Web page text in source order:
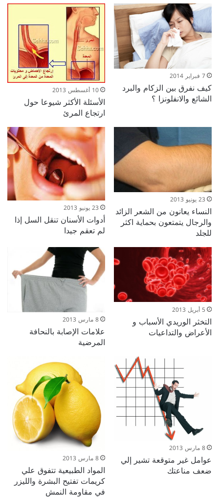
7 فبراير 2014
كيف نفرق بين الزكام والبرد
الشائع والانفلونزا ؟
10 أغسطس 2013
الأسئلة الأكثر شيوعا حول
ارتجاع المرئ
23 يونيو 2013
النساء يعانون من الشعر الزائد
والرجال يتمتعون بحماية اكثر
للجلد
23 يونيو 2013
أدوات الأسنان تنقل السل إذا
لم تعقم جيدا
5 أبريل 2013
التخثر الوريدي الأسباب و
الأعراض والتداعيات
8 مارس 2013
علامات الإصابة بالنحافة
المرضية
8 مارس 2013
عوامل غير متوقعة تشير إلي
ضعف مناعتك
8 مارس 2013
المواد الطبيعية تتفوق علي
كريمات تفتيح البشرة والليزر
في مقاومة النمش